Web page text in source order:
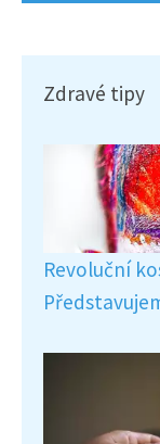
Zdravé tipy
Revoluční